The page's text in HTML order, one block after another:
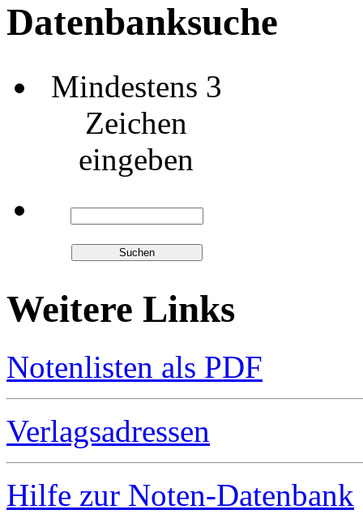
Datenbanksuche
Mindestens 3
Zeichen
eingeben
Weitere Links
Notenlisten als PDF
Verlagsadressen
Hilfe zur Noten-Datenbank